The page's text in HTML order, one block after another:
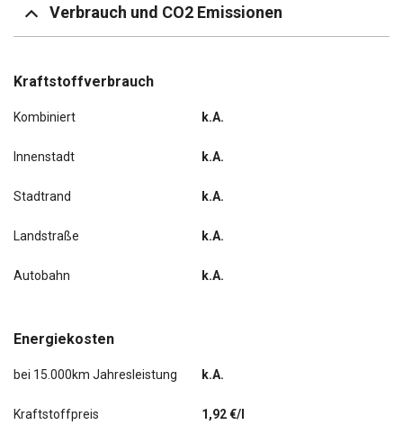
Verbrauch und CO2 Emissionen
Kraftstoffverbrauch
Kombiniert k.A.
Innenstadt k.A.
Stadtrand k.A.
Landstraße k.A.
Autobahn k.A.
Energiekosten
bei 15.000km Jahresleistung k.A.
Kraftstoffpreis
1,92 €/l